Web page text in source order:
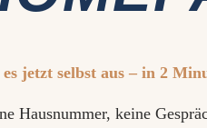
es jetzt selbst aus – in 2
Hausnummer, keine